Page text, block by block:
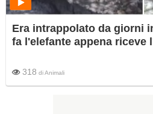
Era intrappolato da giorni
fa l'elefante appena riceve
318 diAnimali